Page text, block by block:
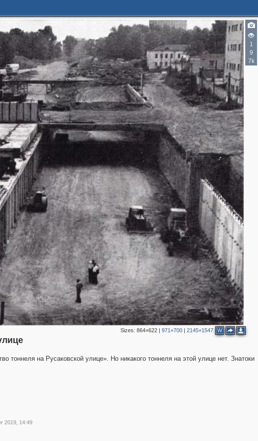
1
9
7k
Sizes: 864×622| 971×700| 2145×1547 W
тоннеля на Русаковской улице». Но никакого тоннеля на этой улице нет. Знатоки
2
2019, 14:49